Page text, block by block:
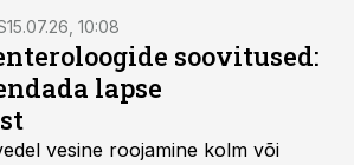
15.07.26, 10:08
soovitused:
lapse
vesine roojamine kolm või